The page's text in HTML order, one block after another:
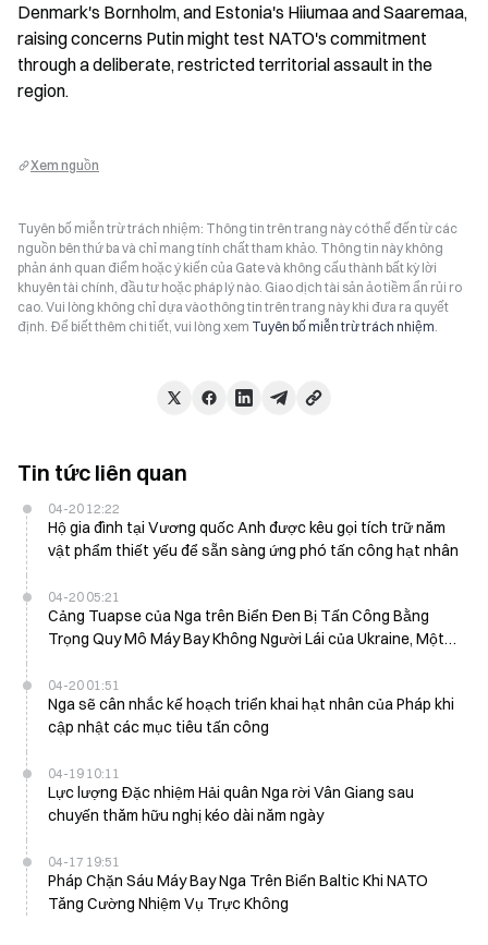
Denmark's Bornholm, and Estonia's Hiiumaa and Saaremaa,
raising concerns Putin might test NATO's commitment
through a deliberate, restricted territorial assault in the
region.
Xem nguồn
Tuyên bố miễn trừ trách nhiệm: Thông tin trên trang này có thể đến từ các
nguồn bên thứ ba và chỉ mang tính chất tham khảo. Thông tin này không
phản ánh quan điểm hoặc ý kiến của Gate và không cấu thành bất kỳ lời
khuyên tài chính, đầu tư hoặc pháp lý nào. Giao dịch tài sản ảo tiềm ẩn rủi ro
cao. Vui lòng không chỉ dựa vào thông tin trên trang này khi đưa ra quyết
định. Để biết thêm chi tiết, vui lòng xem Tuyên bố miễn trừ trách nhiệm.
Tin tức liên quan
04-20 12:22
Hộ gia đình tại Vương quốc Anh được kêu gọi tích trữ năm
vật phẩm thiết yếu để sẵn sàng ứng phó tấn công hạt nhân
04-20 05:21
Cảng Tuapse của Nga trên Biển Đen Bị Tấn Công Bằng
Trọng Quy Mô Máy Bay Không Người Lái của Ukraine, Một
04-20 01:51
Nga sẽ cân nhắc kế hoạch triển khai hạt nhân của Pháp khi
cập nhật các mục tiêu tấn công
04-19 10:11
Lực lượng Đặc nhiệm Hải quân Nga rời Vân Giang sau
chuyến thăm hữu nghị kéo dài năm ngày
04-17 19:51
Pháp Chặn Sáu Máy Bay Nga Trên Biển Baltic Khi NATO
Tăng Cường Nhiệm Vụ Trực Không